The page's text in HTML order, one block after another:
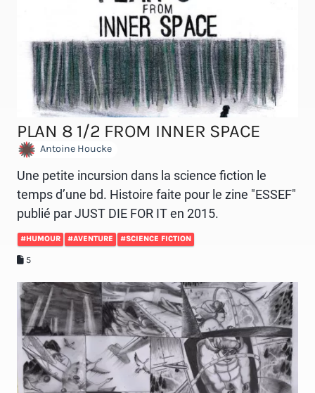
PLAN 8 1/2 FROM INNER SPACE
Antoine Houcke
Une petite incursion dans la science fiction le
temps d’une bd. Histoire faite pour le zine "ESSEF"
publié par JUST DIE FOR IT en 2015.
#HUMOUR #AVENTURE #SCIENCE FICTION
5